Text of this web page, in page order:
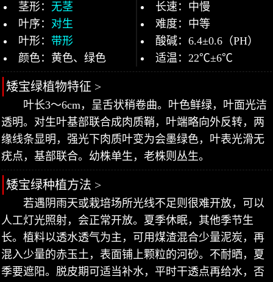
茎形： 无茎
叶序： 对生
叶形： 带形
颜色：黄色、绿色
长速：中慢
难度：中等
酸碱：6.4±0.6（PH）
适温：22℃±6℃
矮宝绿植物特征 >
叶长3～6cm，呈舌状稍卷曲。叶色鲜绿，叶面光洁
透明。对生叶基部联合成肉质鞘，叶端略向外反转，两
缘线条显明，强光下肉质叶变为会墨绿色，叶表光滑无
疣点，基部联合。幼株单生，老株则丛生。
矮宝绿种植方法 >
若遇阴雨天或栽培场所光线不足则很难开放，可以
人工灯光照射，会正常开放。夏季休眠，其他季节生
长。植料以透水透气为主，可用煤渣混合少量泥炭，再
混入少量的赤玉土，表面铺上颗粒的河砂。不耐晒，夏
季要遮阳。脱皮期可适当补水，平时干透点再给水，否